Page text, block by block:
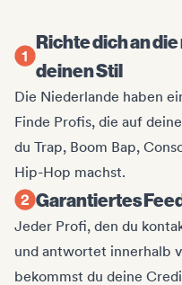
Richte dich an
deinen Stil
Die Niederlande haben
Finde Profis, die auf
du Trap, Boom Bap,
Hip-Hop machst.
Garantiertes
Jeder Profi, den du
und antwortet innerhalb
bekommst du deine